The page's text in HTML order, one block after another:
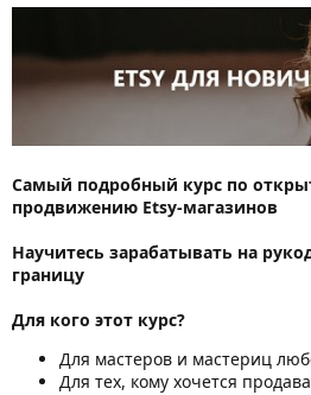
Самый подробный курс по
продвижению Etsy-магазинов
Научитесь зарабатывать на
границу
Для кого этот курс?
Для мастеров и мастериц
Для тех, кому хочется